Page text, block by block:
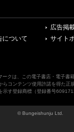
広告掲
について
サイト
ークは、この電子書店・電子書
らコンテンツ使用許諾を得た正
示す登録商標（登録番号
© Bungeishunju Ltd.